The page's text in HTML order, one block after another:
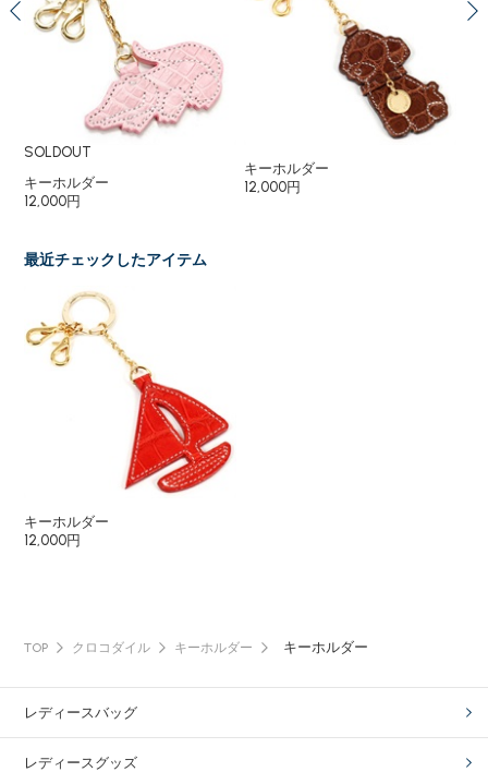
SOLDOUT
キーホルダー
12,000円
キーホルダー
12,000円
最近チェックしたアイテム
キーホルダー
12,000円
TOP クロコダイル キーホルダー キーホルダー
レディースバッグ
レディースグッズ